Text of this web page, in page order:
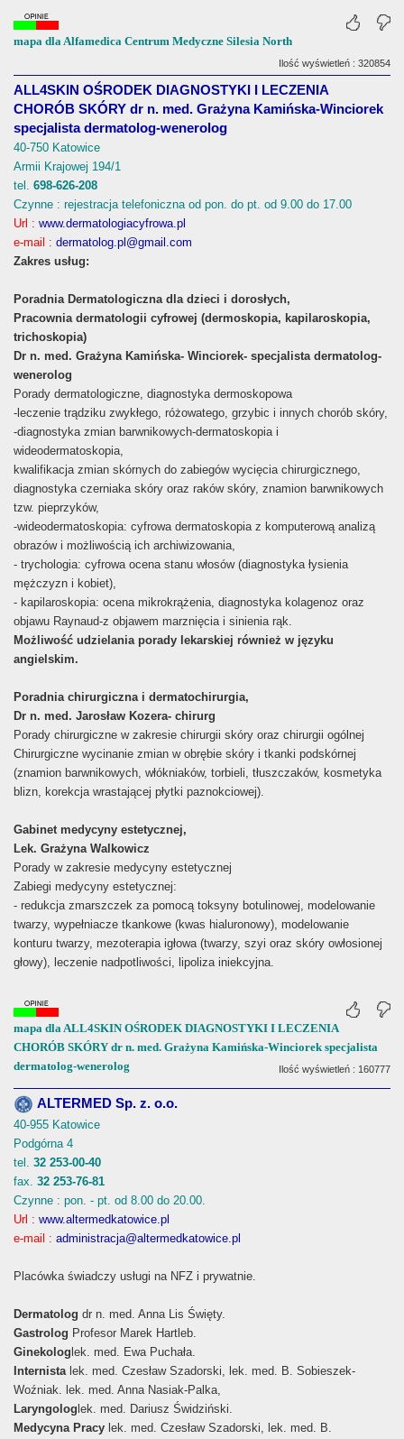
mapa dla Alfamedica Centrum Medyczne Silesia North
Ilość wyświetleń : 320854
ALL4SKIN OŚRODEK DIAGNOSTYKI I LECZENIA
CHORÓB SKÓRY dr n. med. Grażyna Kamińska-Winciorek
specjalista dermatolog-wenerolog
40-750 Katowice
Armii Krajowej 194/1
tel. 698-626-208
Czynne : rejestracja telefoniczna od pon. do pt. od 9.00 do 17.00
Url : www.dermatologiacyfrowa.pl
e-mail : dermatolog.pl@gmail.com
Zakres usług:
Poradnia Dermatologiczna dla dzieci i dorosłych,
Pracownia dermatologii cyfrowej (dermoskopia, kapilaroskopia,
trichoskopia)
Dr n. med. Grażyna Kamińska- Winciorek- specjalista dermatolog-
wenerolog
Porady dermatologiczne, diagnostyka dermoskopowa
-leczenie trądziku zwykłego, różowatego, grzybic i innych chorób skóry,
-diagnostyka zmian barwnikowych-dermatoskopia i
wideodermatoskopia,
kwalifikacja zmian skórnych do zabiegów wycięcia chirurgicznego,
diagnostyka czerniaka skóry oraz raków skóry, znamion barwnikowych
tzw. pieprzyków,
-wideodermatoskopia: cyfrowa dermatoskopia z komputerową analizą
obrazów i możliwością ich archiwizowania,
- trychologia: cyfrowa ocena stanu włosów (diagnostyka łysienia
mężczyzn i kobiet),
- kapilaroskopia: ocena mikrokrążenia, diagnostyka kolagenoz oraz
objawu Raynaud-z objawem marznięcia i sinienia rąk.
Możliwość udzielania porady lekarskiej również w języku
angielskim.
Poradnia chirurgiczna i dermatochirurgia,
Dr n. med. Jarosław Kozera- chirurg
Porady chirurgiczne w zakresie chirurgii skóry oraz chirurgii ogólnej
Chirurgiczne wycinanie zmian w obrębie skóry i tkanki podskórnej
(znamion barwnikowych, włókniaków, torbieli, tłuszczaków, kosmetyka
blizn, korekcja wrastającej płytki paznokciowej).
Gabinet medycyny estetycznej,
Lek. Grażyna Walkowicz
Porady w zakresie medycyny estetycznej
Zabiegi medycyny estetycznej:
- redukcja zmarszczek za pomocą toksyny botulinowej, modelowanie
twarzy, wypełniacze tkankowe (kwas hialuronowy), modelowanie
konturu twarzy, mezoterapia igłowa (twarzy, szyi oraz skóry owłosionej
głowy), leczenie nadpotliwości, lipoliza iniekcyjna.
mapa dla ALL4SKIN OŚRODEK DIAGNOSTYKI I LECZENIA
CHORÓB SKÓRY dr n. med. Grażyna Kamińska-Winciorek specjalista
dermatolog-wenerolog
Ilość wyświetleń : 160777
ALTERMED Sp. z. o.o.
40-955 Katowice
Podgórna 4
tel. 32 253-00-40
fax. 32 253-76-81
Czynne : pon. - pt. od 8.00 do 20.00.
Url : www.altermedkatowice.pl
e-mail : administracja@altermedkatowice.pl
Placówka świadczy usługi na NFZ i prywatnie.
Dermatolog dr n. med. Anna Lis Święty.
Gastrolog Profesor Marek Hartleb.
Ginekolog lek. med. Ewa Puchała.
Internista lek. med. Czesław Szadorski, lek. med. B. Sobieszek-
Woźniak. lek. med. Anna Nasiak-Palka,
Laryngolog lek. med. Dariusz Świdziński.
Medycyna Pracy lek. med. Czesław Szadorski, lek. med. B.